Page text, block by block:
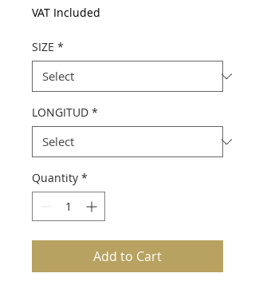
VAT Included
SIZE *
LONGITUD *
Quantity *
Add to Cart